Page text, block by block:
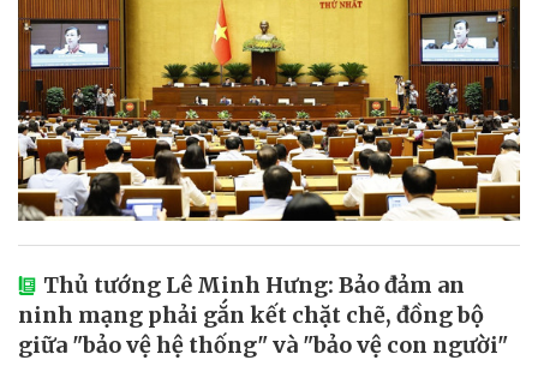
Thủ tướng Lê Minh Hưng: Bảo đảm an
ninh mạng phải gắn kết chặt chẽ, đồng bộ
giữa "bảo vệ hệ thống" và "bảo vệ con người"